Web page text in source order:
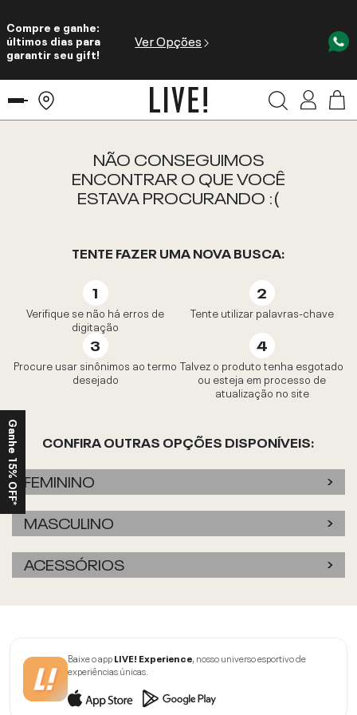
Compre e ganhe:
últimos dias para
garantir seu gift!
Ver Opções
NÃO CONSEGUIMOS
ENCONTRAR O QUE VOCÊ
ESTAVA PROCURANDO :(
TENTE FAZER UMA NOVA BUSCA:
Verifique se não há erros de
digitação
Tente utilizar palavras-chave
Procure usar sinônimos ao termo
desejado
Talvez o produto tenha esgotado
ou esteja em processo de
atualização no site
CONFIRA OUTRAS OPÇÕES DISPONÍVEIS:
FEMININO
MASCULINO
ACESSÓRIOS
Baixe o appLIVE! Experience, nosso universo esportivo de
experiências únicas.
Ganhe 15% OFF*